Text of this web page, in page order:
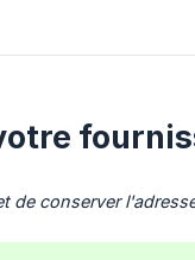
de conserver